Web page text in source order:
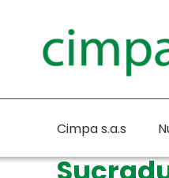
Cimpa s.a.s